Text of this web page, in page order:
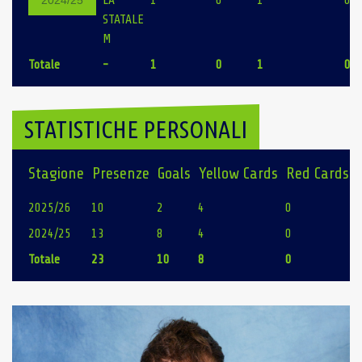
STATALE
M
Totale - 1 0 1 0
STATISTICHE PERSONALI
Stagione Presenze Goals Yellow Cards Red Cards
2025/26 10 2 4 0
2024/25
13 8 4 0
Totale
23 10 8 0